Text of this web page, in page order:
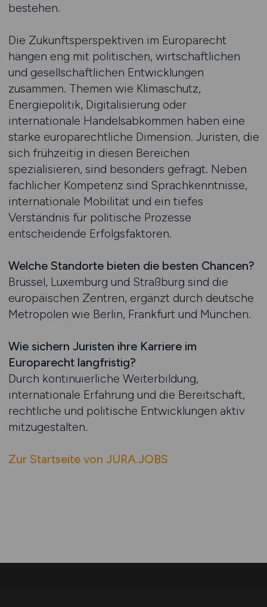
bestehen.
Die Zukunftsperspektiven im Europarecht
hängen eng mit politischen, wirtschaftlichen
und gesellschaftlichen Entwicklungen
zusammen. Themen wie Klimaschutz,
Energiepolitik, Digitalisierung oder
internationale Handelsabkommen haben eine
starke europarechtliche Dimension. Juristen, die
sich frühzeitig in diesen Bereichen
spezialisieren, sind besonders gefragt. Neben
fachlicher Kompetenz sind Sprachkenntnisse,
internationale Mobilität und ein tiefes
Verständnis für politische Prozesse
entscheidende Erfolgsfaktoren.
Welche Standorte bieten die besten Chancen?
Brüssel, Luxemburg und Straßburg sind die
europäischen Zentren, ergänzt durch deutsche
Metropolen wie Berlin, Frankfurt und München.
Wie sichern Juristen ihre Karriere im
Europarecht langfristig?
Durch kontinuierliche Weiterbildung,
internationale Erfahrung und die Bereitschaft,
rechtliche und politische Entwicklungen aktiv
mitzugestalten.
Zur Startseite von JURA.JOBS